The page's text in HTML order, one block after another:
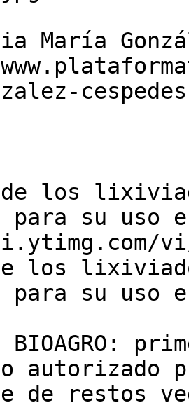
los
para su uso
vi/
los
para su uso
autorizado
de restos